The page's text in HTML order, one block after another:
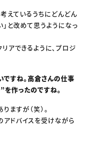
えているうちにどんどん
と改めて思うようになっ
アできるように、プロジ
すね。高倉さんの仕事
作ったのですね。
ますが（笑）。
ドバイスを受けながら